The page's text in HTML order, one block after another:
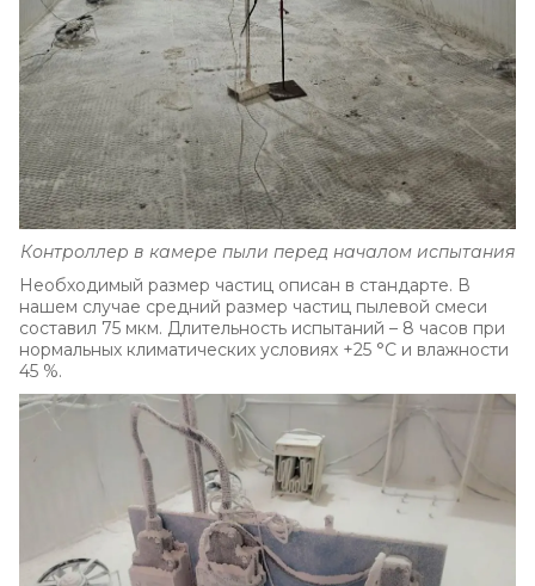
Контроллер в камере пыли перед началом испытания
Необходимый размер частиц описан в стандарте. В
нашем случае средний размер частиц пылевой смеси
составил 75 мкм. Длительность испытаний – 8 часов при
нормальных климатических условиях +25 °С и влажности
45 %.